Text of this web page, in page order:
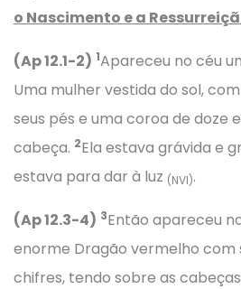
o Nascimento e a
(Ap 12.1-2) 1Apareceu no céu
Uma mulher vestida do sol,
seus pés e uma coroa de doze
cabeça. 2Ela estava grávida e
estava para dar à luz (NVI).
(Ap 12.3-4) 3Então apareceu
enorme Dragão vermelho com
chifres, tendo sobre as